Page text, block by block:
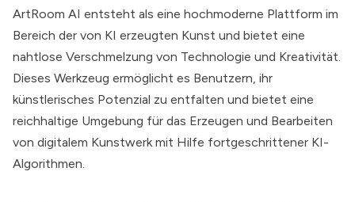
ArtRoom AI entsteht als eine hochmoderne Plattform im
Bereich der von KI erzeugten Kunst und bietet eine
nahtlose Verschmelzung von Technologie und Kreativität.
Dieses Werkzeug ermöglicht es Benutzern, ihr
künstlerisches Potenzial zu entfalten und bietet eine
reichhaltige Umgebung für das Erzeugen und Bearbeiten
von digitalem Kunstwerk mit Hilfe fortgeschrittener KI-
Algorithmen.